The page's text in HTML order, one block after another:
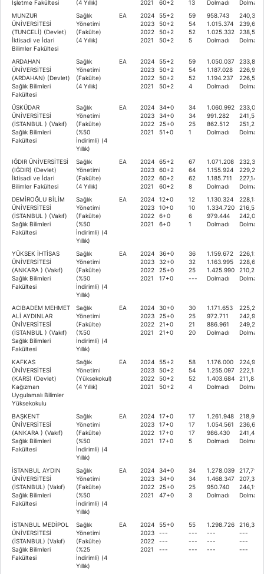
İşletme Fakültesi (4 Yıllık) 2021 60+2 13 Dolmadı
Dolmadı
MUNZUR
ÜNİVERSİTESİ
(TUNCELİ) (Devlet)
İktisadi ve İdari
Bilimler Fakültesi
Sağlık
Yönetimi
(Fakülte)
(4 Yıllık)
EA
2024
2023
2022
2021
55+2
50+2
50+2
50+2
59
54
52
5
958.743
1.015.374
1.025.332
Dolmadı
Dolmadı
ARDAHAN
ÜNİVERSİTESİ
(ARDAHAN) (Devlet)
Sağlık Bilimleri
Fakültesi
Sağlık
Yönetimi
(Fakülte)
(4 Yıllık)
EA
2024
2023
2022
2021
55+2
50+2
50+2
50+2
59
54
52
4
1.050.037
1.187.028
1.194.237
Dolmadı
Dolmadı
ÜSKÜDAR
ÜNİVERSİTESİ
(İSTANBUL ) (Vakıf)
Sağlık Bilimleri
Fakültesi
Sağlık
Yönetimi
(Fakülte)
(%50
İndirimli) (4
Yıllık)
EA
2024
2023
2022
2021
34+0
34+0
25+0
51+0
34
34
25
1
1.060.992
991.282
862.512
Dolmadı
Dolmadı
IĞDIR ÜNİVERSİTESİ
(IĞDIR) (Devlet)
İktisadi ve İdari
Bilimler Fakültesi
Sağlık
Yönetimi
(Fakülte)
(4 Yıllık)
EA
2024
2023
2022
2021
65+2
60+2
60+2
60+2
67
64
62
8
1.071.208
1.155.924
1.185.711
Dolmadı
Dolmadı
DEMİROĞLU BİLİM
ÜNİVERSİTESİ
(İSTANBUL ) (Vakıf)
Sağlık Bilimleri
Fakültesi
Sağlık
Yönetimi
(Fakülte)
(%50
İndirimli) (4
Yıllık)
EA
2024
2023
2022
2021
12+0
10+0
6+0
6+0
12
10
6
1
1.130.324
1.334.720
979.444
Dolmadı
Dolmadı
YÜKSEK İHTİSAS
ÜNİVERSİTESİ
(ANKARA ) (Vakıf)
Sağlık Bilimleri
Fakültesi
Sağlık
Yönetimi
(Fakülte)
(%50
İndirimli) (4
Yıllık)
EA
2024
2023
2022
2021
36+0
32+0
25+0
17+0
36
32
25
---
1.159.672
1.163.995
1.425.990
Dolmadı
Dolmadı
ACIBADEM MEHMET
ALİ AYDINLAR
ÜNİVERSİTESİ
(İSTANBUL ) (Vakıf)
Sağlık Bilimleri
Fakültesi
Sağlık
Yönetimi
(Fakülte)
(%50
İndirimli) (4
Yıllık)
EA
2024
2023
2022
2021
30+0
25+0
21+0
21+0
30
25
21
20
1.171.653
972.711
886.961
Dolmadı
Dolmadı
KAFKAS
ÜNİVERSİTESİ
(KARS) (Devlet)
Kağızman
Uygulamalı Bilimler
Yüksekokulu
Sağlık
Yönetimi
(Yüksekokul)
(4 Yıllık)
EA
2024
2023
2022
2021
55+2
50+2
50+2
50+2
58
54
52
4
1.176.000
1.255.097
1.403.684
Dolmadı
Dolmadı
BAŞKENT
ÜNİVERSİTESİ
(ANKARA ) (Vakıf)
Sağlık Bilimleri
Fakültesi
Sağlık
Yönetimi
(Fakülte)
(%50
İndirimli) (4
Yıllık)
EA
2024
2023
2022
2021
17+0
17+0
17+0
17+0
17
17
17
5
1.261.948
1.054.561
986.430
Dolmadı
Dolmadı
İSTANBUL AYDIN
ÜNİVERSİTESİ
(İSTANBUL) (Vakıf)
Sağlık Bilimleri
Fakültesi
Sağlık
Yönetimi
(Fakülte)
(%50
İndirimli) (4
Yıllık)
EA
2024
2023
2022
2021
34+0
34+0
25+0
47+0
34
34
25
3
1.278.039
1.468.347
950.740
Dolmadı
Dolmadı
İSTANBUL MEDİPOL
ÜNİVERSİTESİ
(İSTANBUL) (Vakıf)
Sağlık Bilimleri
Fakültesi
Sağlık
Yönetimi
(Fakülte)
(%25
İndirimli) (4
Yıllık)
EA
2024
2023
2022
2021
55+0
---
---
---
55
---
---
---
1.298.726
---
---
---
---
---
---